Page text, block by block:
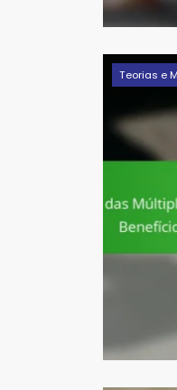
Teorias e